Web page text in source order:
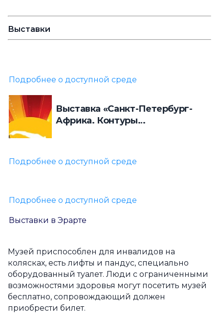
Выставки
Подробнее о доступной среде
Выставка «Санкт-Петербург-
Африка. Контуры
моя история»
Подробнее о доступной среде
Подробнее о доступной среде
Выставки в Эрарте
Музей приспособлен для инвалидов на
колясках, есть лифты и пандус, специально
оборудованный туалет. Люди с ограниченными
возможностями здоровья могут посетить музей
бесплатно, сопровождающий должен
приобрести билет.